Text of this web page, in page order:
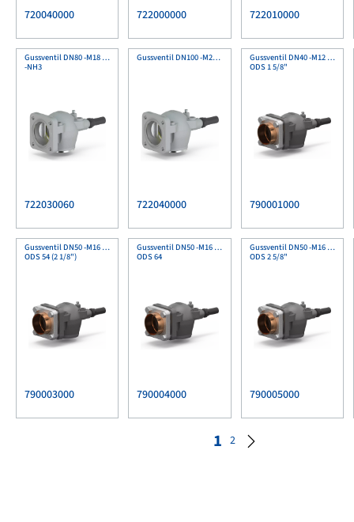
720040000 722000000 722010000
Gussventil DN80 -M18 Lack
-NH3
722030060
Gussventil DN100 -M20 Lack
722040000
Gussventil DN40 -M12 MnPh
ODS 1 5/8"
790001000
Gussventil DN50 -M16 MnPh
ODS 54 (2 1/8")
790003000
Gussventil DN50 -M16 MnPh
ODS 64
790004000
Gussventil DN50 -M16 MnPh
ODS 2 5/8"
790005000
1 2